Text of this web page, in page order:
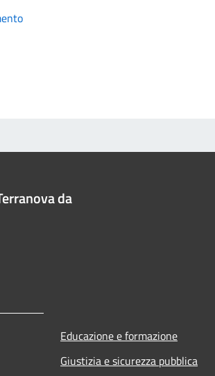
da
Educazione e formazione
Giustizia e sicurezza pubblica